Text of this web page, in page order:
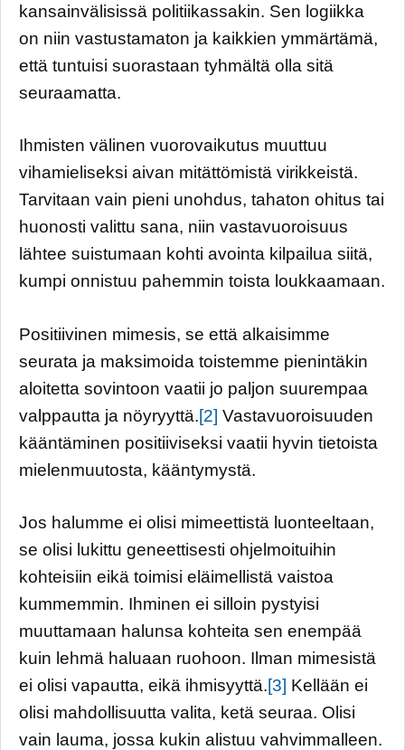
kansainvälisissä politiikassakin. Sen logiikka
on niin vastustamaton ja kaikkien ymmärtämä,
että tuntuisi suorastaan tyhmältä olla sitä
seuraamatta.
Ihmisten välinen vuorovaikutus muuttuu
vihamieliseksi aivan mitättömistä virikkeistä.
Tarvitaan vain pieni unohdus, tahaton ohitus tai
huonosti valittu sana, niin vastavuoroisuus
lähtee suistumaan kohti avointa kilpailua siitä,
kumpi onnistuu pahemmin toista loukkaamaan.
Positiivinen mimesis, se että alkaisimme
seurata ja maksimoida toistemme pienintäkin
aloitetta sovintoon vaatii jo paljon suurempaa
valppautta ja nöyryyttä.[2] Vastavuoroisuuden
kääntäminen positiiviseksi vaatii hyvin tietoista
mielenmuutosta, kääntymystä.
Jos halumme ei olisi mimeettistä luonteeltaan,
se olisi lukittu geneettisesti ohjelmoituihin
kohteisiin eikä toimisi eläimellistä vaistoa
kummemmin. Ihminen ei silloin pystyisi
muuttamaan halunsa kohteita sen enempää
kuin lehmä haluaan ruohoon. Ilman mimesistä
ei olisi vapautta, eikä ihmisyyttä.[3] Kellään ei
olisi mahdollisuutta valita, ketä seuraa. Olisi
vain lauma, jossa kukin alistuu vahvimmalleen.